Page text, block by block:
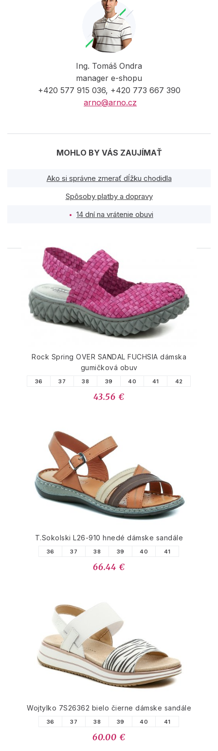
Ing. Tomáš Ondra
manager e-shopu
+420 577 915 036, +420 773 667 390
arno@arno.cz
MOHLO BY VÁS ZAUJÍMAŤ
Ako si správne zmerať dĺžku chodidla
Spôsoby platby a dopravy
14 dní na vrátenie obuvi
PODOBNÉ PRODUKTY
Rock Spring OVER SANDAL FUCHSIA dámska
gumičková obuv
36 37 38 39 40 41 42
43.56 €
T.Sokolski L26-910 hnedé dámske sandále
36 37 38 39 40 41
66.44 €
Wojtylko 7S26362 bielo čierne dámske sandále
36 37 38 39 40 41
60.00 €